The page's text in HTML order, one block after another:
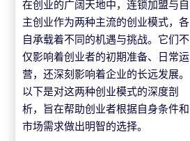
在创业的广阔天地中，连锁加盟与自
主创业作为两种主流的创业模式，各
自承载着不同的机遇与挑战。它们不
仅影响着创业者的初期准备、日常运
营，还深刻影响着企业的长远发展。
以下是对这两种创业模式的深度剖
析，旨在帮助创业者根据自身条件和
市场需求做出明智的选择。